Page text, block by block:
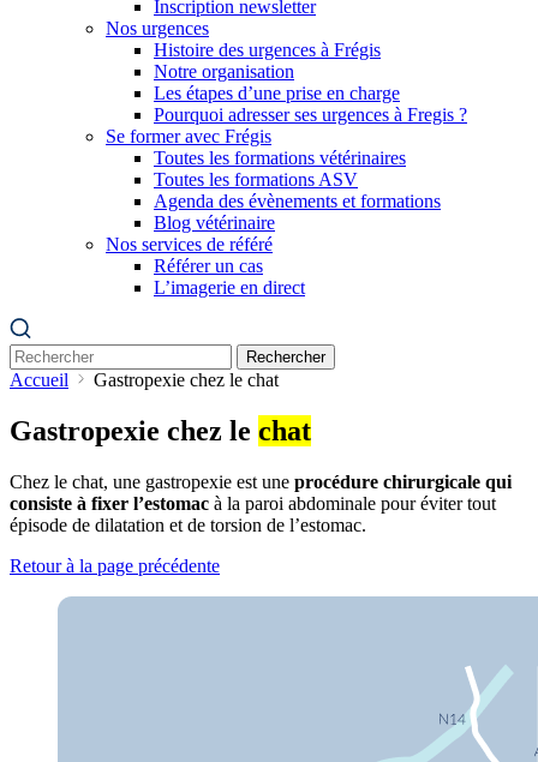
Inscription newsletter
Nos urgences
Histoire des urgences à Frégis
Notre organisation
Les étapes d’une prise en charge
Pourquoi adresser ses urgences à Fregis ?
Se former avec Frégis
Toutes les formations vétérinaires
Toutes les formations ASV
Agenda des évènements et formations
Blog vétérinaire
Nos services de référé
Référer un cas
L’imagerie en direct
Rechercher
Accueil Gastropexie chez le chat
Gastropexie chez le chat
Chez le chat, une gastropexie est une procédure chirurgicale qui
consiste à fixer l’estomac à la paroi abdominale pour éviter tout
épisode de dilatation et de torsion de l’estomac.
Retour à la page précédente